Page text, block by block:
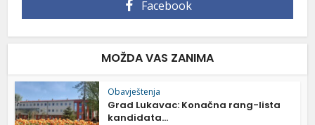
Facebook
MOŽDA VAS ZANIMA
Obavještenja
Grad Lukavac: Konačna rang-lista
kandidata...